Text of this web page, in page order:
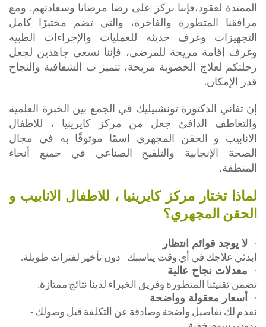
الممتدة لعقود،فإننا نركز على رضا مرضانا وسعادتهم. ومع
مرافقنا المتطورة والفاخرة، والتي تضم مختبرًا كامل
التجهيزات وغرف حديثة للعمليات والإجراءات الطبية
وغرف إقامة مريحة للمرضى، فإننا نسعى جاهدين لجعل
رحلتكم لعلاج الخصوبة مريحة، تتميز ب الشفافية والنجاح
قدر الإمكان.
إن تفاني الدكتورة تونشبيليك في الجمع بين الخبرة العلمية
والتعاطف الدافئ جعل من مركز كايرينيا ، للاطفال
الانابيب و الحقن المجهري اسمًا موثوقًا به في مجال
الصحة الإنجابية والتلقيح الصناعي في جميع أنحاء
المنطقة.
لماذا تختار مركز كايرينيا ، للاطفال الانابيب و
الحقن المجهري؟
· لا يوجد قوائم انتظار
ابدئي علاجك في أي وقت يناسبك - دون تأخير لفترات طويلة.
· معدلات نجاح عالية
تضمن تقنيتنا المتطورة وفريق الخبراء لدينا نتائج ممتازة.
· أسعار معقولة وواضحة
نقدم لك تفاصيل واضحة وصادقة عن التكلفة قبل وصولك -